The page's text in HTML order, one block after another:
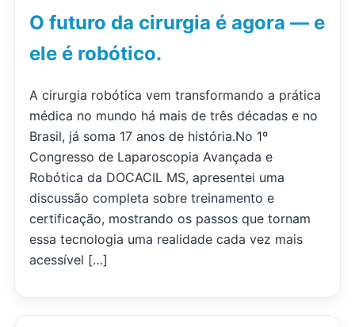
O futuro da cirurgia é agora — e
ele é robótico.
A cirurgia robótica vem transformando a prática
médica no mundo há mais de três décadas e no
Brasil, já soma 17 anos de história.No 1º
Congresso de Laparoscopia Avançada e
Robótica da DOCACIL MS, apresentei uma
discussão completa sobre treinamento e
certificação, mostrando os passos que tornam
essa tecnologia uma realidade cada vez mais
acessível […]